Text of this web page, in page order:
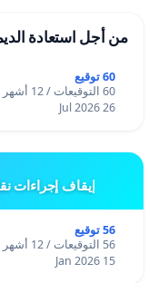
من أجل استعادة
60 توقيع
60 التوقيعات / 12 أشهر
26 Jul 2026
إيقاف إجراءات
56 توقيع
56 التوقيعات / 12 أشهر
15 Jan 2026